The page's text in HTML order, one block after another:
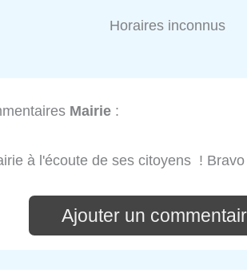
Horaires inconnus
Mairie :
à l'écoute de ses citoyens !
Ajouter un